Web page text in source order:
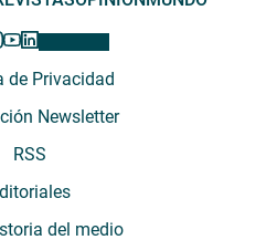
de Privacidad
Newsletter
RSS
del medio